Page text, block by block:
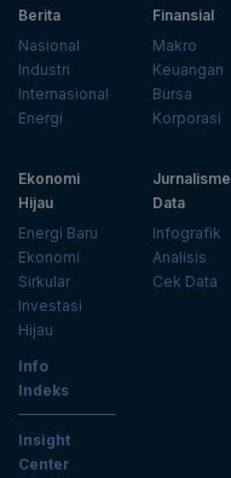
Berita
Nasional
Industri
Internasional
Energi
Finansial
Makro
Keuangan
Bursa
Korporasi
Ekonomi
Hijau
Energi Baru
Ekonomi
Sirkular
Investasi
Hijau
Jurnalisme
Data
Infografik
Analisis
Cek Data
Info
Indeks
Insight
Center